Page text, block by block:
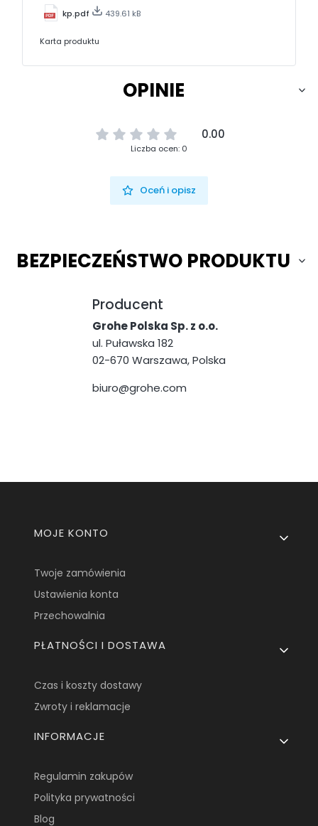
kp.pdf 439.61 kB
Karta produktu
OPINIE
0.00
Liczba ocen: 0
Oceń i opisz
BEZPIECZEŃSTWO PRODUKTU
Producent
Grohe Polska Sp. z o.o.
ul. Puławska 182
02-670 Warszawa, Polska
biuro@grohe.com
Linki w stopce
MOJE KONTO
Twoje zamówienia
Ustawienia konta
Przechowalnia
PŁATNOŚCI I DOSTAWA
Czas i koszty dostawy
Zwroty i reklamacje
INFORMACJE
Regulamin zakupów
Polityka prywatności
Blog